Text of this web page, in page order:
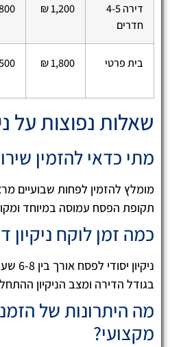
דירה 4-5
חדרים
1,200 ₪
₪
בית פרטי 1,800 ₪
₪
שאלות נפוצות על
מתי כדאי להזמין
מומלץ להזמין לפחות שבועיים
תקופת הפסח עמוסה במיוחד
כמה זמן לוקח ניקיון
בגודל הדירה ומצב הניקיון
מה היתרונות של
מקצועי?